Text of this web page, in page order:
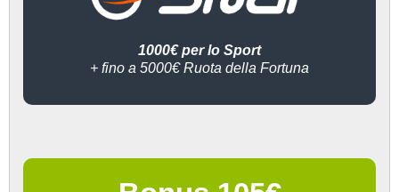
1000€ per lo Sport
+ fino a 5000€ Ruota della Fortuna